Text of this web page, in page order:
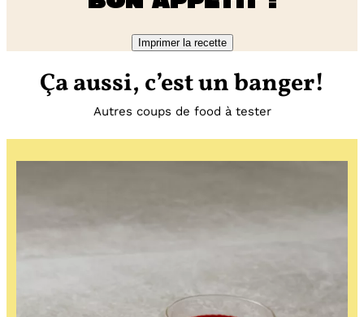
Imprimer la recette
Ça aussi, c’est un banger!
Autres coups de food à tester